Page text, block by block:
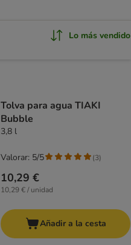
Lo más vendido
Tolva para agua TIAKI
Bubble
3,8 l
10,29 €
10,29 € / unidad
Valorar: 5/5 (3)
Añadir a la cesta